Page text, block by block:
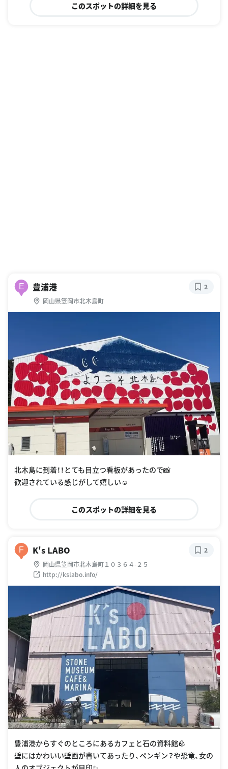
このスポットの詳細を見る
E 豊浦港
岡山県笠岡市北木島町
2
北木島に到着！！とても目立つ看板があったので📸
歓迎されている感じがして嬉しい☺️
このスポットの詳細を見る
F K's LABO
岡山県笠岡市北木島町１０３６４-２５
http://kslabo.info/
2
豊浦港からすぐのところにあるカフェと石の資料館🪨
壁にはかわいい壁画が書いてあったり、ペンギン？や恐竜、女の